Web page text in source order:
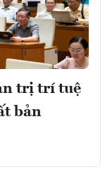
trị trí tuệ
bản